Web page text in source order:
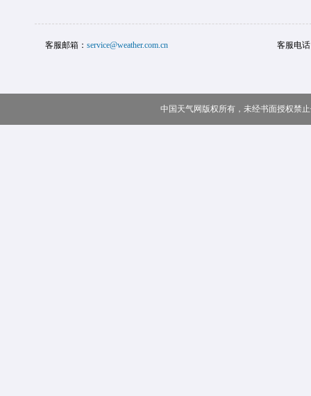
客服邮箱： service@weather.com.cn 客服电
中国天气网版权所有，未经书面授权